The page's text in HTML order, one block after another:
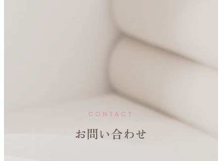
CONTACT
お問い合わせ